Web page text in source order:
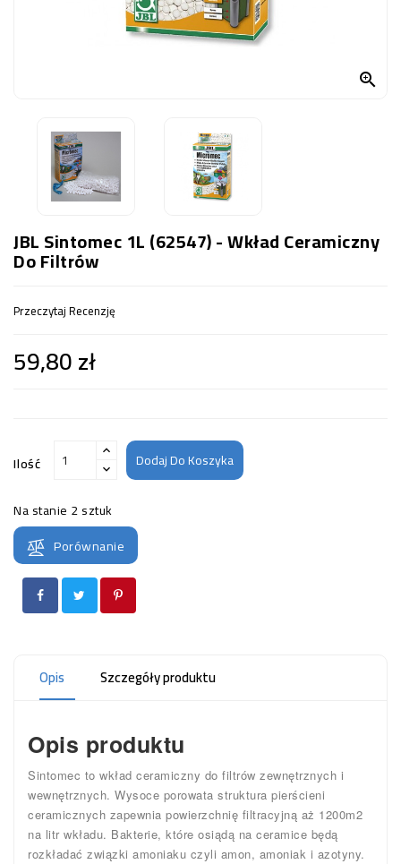

JBL Sintomec 1L (62547) - Wkład Ceramiczny
Do Filtrów
Przeczytaj Recenzję
59,80 zł
Ilość Dodaj Do Koszyka
Na stanie 2 sztuk
Porównanie
Opis Szczegóły produktu
Opis produktu
Sintomec to wkład ceramiczny do filtrów zewnętrznych i
wewnętrznych. Wysoce porowata struktura pierścieni
ceramicznych zapewnia powierzchnię filtracyjną aż 1200m2
na litr wkładu. Bakterie, które osiądą na ceramice będą
rozkładać związki amoniaku czyli amon, amoniak i azotyny.